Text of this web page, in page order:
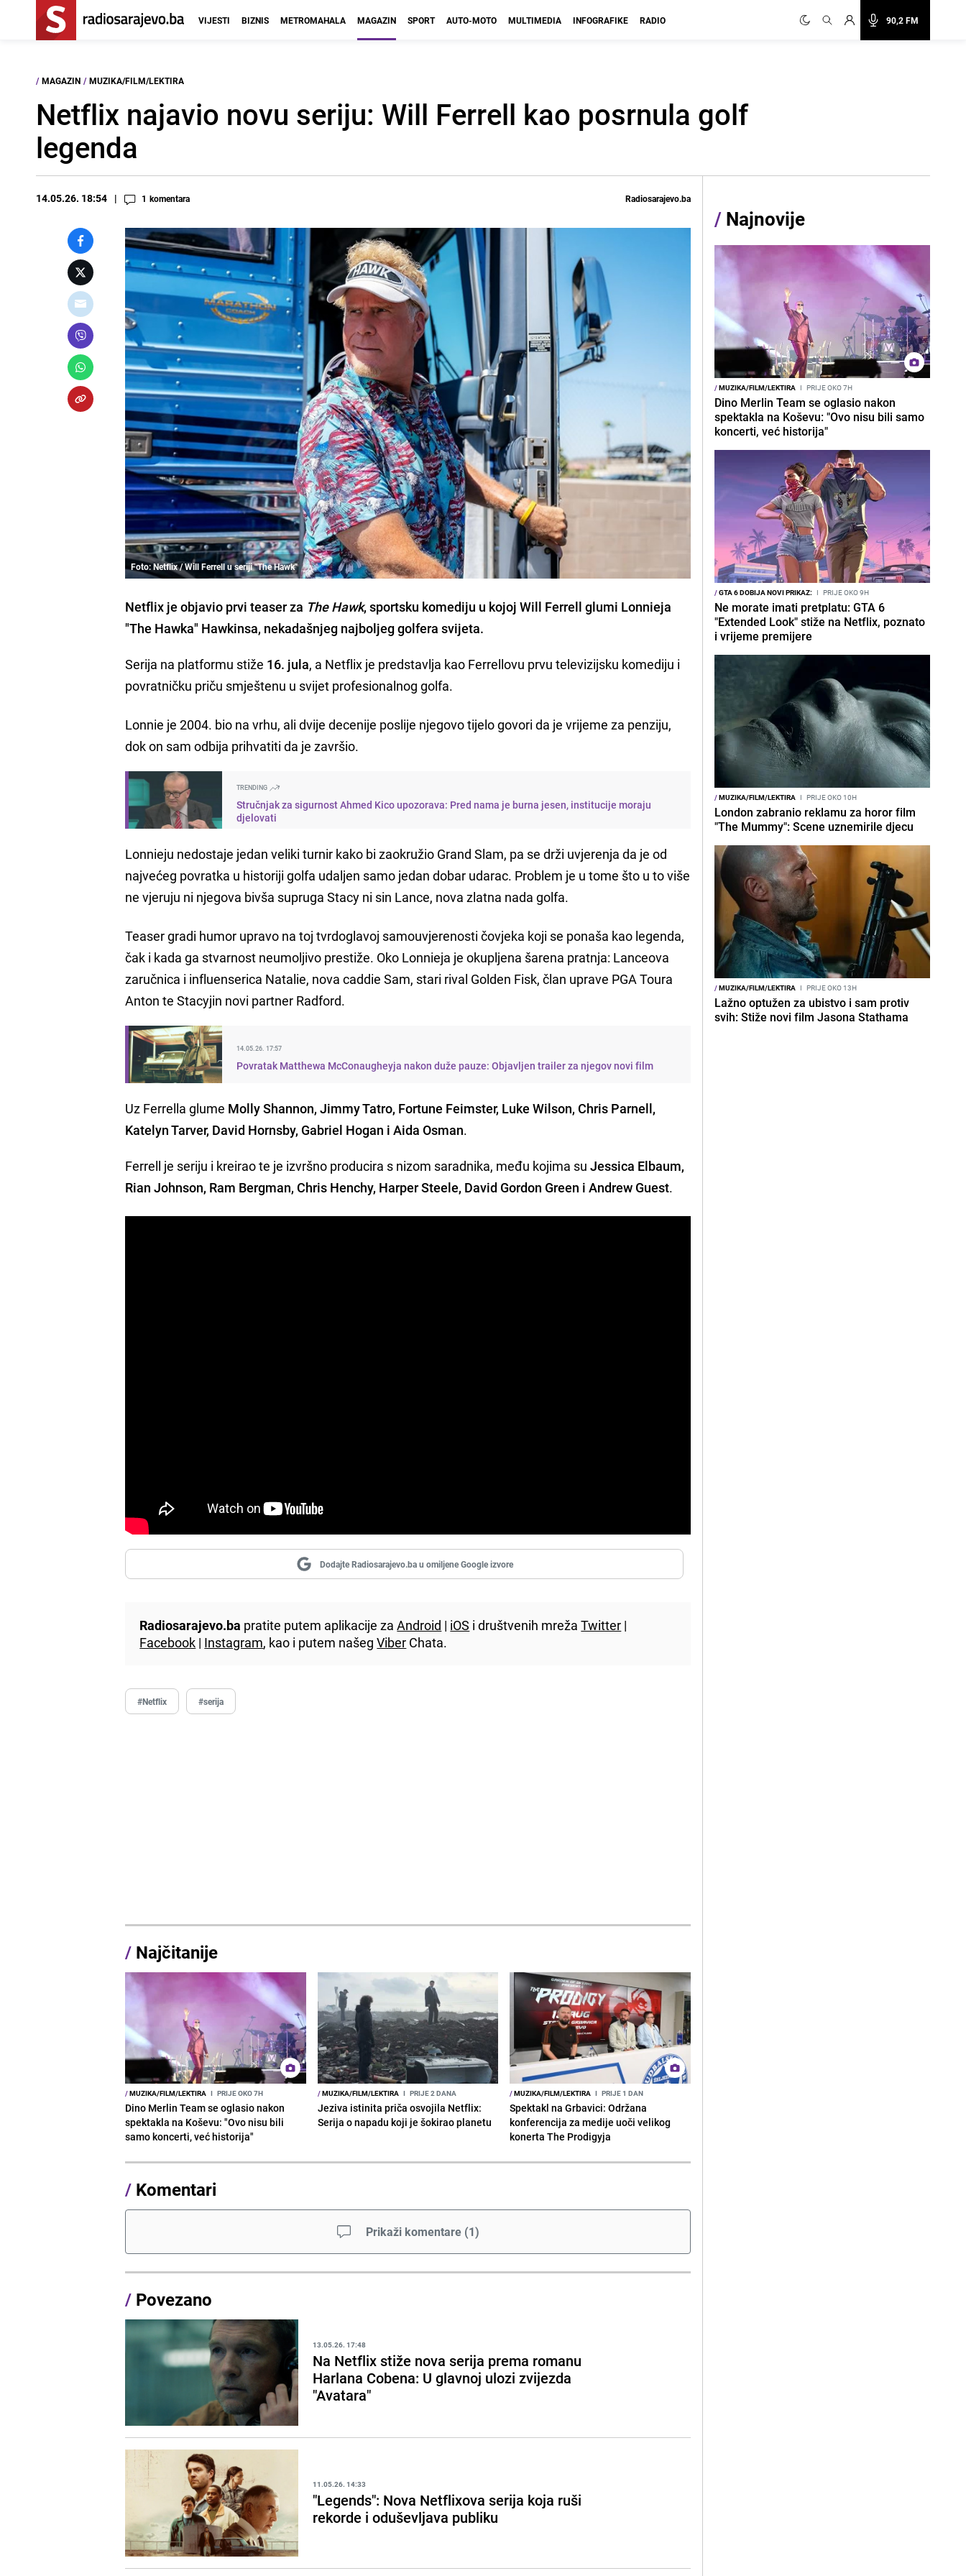
90,2 FM
VIJESTI BIZNIS METROMAHALA MAGAZIN SPORT AUTO-MOTO MULTIMEDIA INFOGRAFIKE RADIO
/ MAGAZIN / MUZIKA/FILM/LEKTIRA
Netflix najavio novu seriju: Will Ferrell kao posrnula golf
legenda
14.05.26. 18:54 1 komentara Radiosarajevo.ba
Foto: Netflix / Will Ferrell u seriji "The Hawk"
Netflix je objavio prvi teaser za The Hawk, sportsku komediju u kojoj Will Ferrell glumi Lonnieja
"The Hawka" Hawkinsa, nekadašnjeg najboljeg golfera svijeta.
Serija na platformu stiže 16. jula, a Netflix je predstavlja kao Ferrellovu prvu televizijsku komediju i
povratničku priču smještenu u svijet profesionalnog golfa.
Lonnie je 2004. bio na vrhu, ali dvije decenije poslije njegovo tijelo govori da je vrijeme za penziju,
dok on sam odbija prihvatiti da je završio.
TRENDING
Stručnjak za sigurnost Ahmed Kico upozorava: Pred nama je burna jesen, institucije moraju
djelovati
Lonnieju nedostaje jedan veliki turnir kako bi zaokružio Grand Slam, pa se drži uvjerenja da je od
najvećeg povratka u historiji golfa udaljen samo jedan dobar udarac. Problem je u tome što u to više
ne vjeruju ni njegova bivša supruga Stacy ni sin Lance, nova zlatna nada golfa.
Teaser gradi humor upravo na toj tvrdoglavoj samouvjerenosti čovjeka koji se ponaša kao legenda,
čak i kada ga stvarnost neumoljivo prestiže. Oko Lonnieja je okupljena šarena pratnja: Lanceova
zaručnica i influenserica Natalie, nova caddie Sam, stari rival Golden Fisk, član uprave PGA Toura
Anton te Stacyjin novi partner Radford.
14.05.26. 17:57
Povratak Matthewa McConaugheyja nakon duže pauze: Objavljen trailer za njegov novi film
Uz Ferrella glume Molly Shannon, Jimmy Tatro, Fortune Feimster, Luke Wilson, Chris Parnell,
Katelyn Tarver, David Hornsby, Gabriel Hogan i Aida Osman.
Ferrell je seriju i kreirao te je izvršno producira s nizom saradnika, među kojima suJessica Elbaum,
Rian Johnson, Ram Bergman, Chris Henchy, Harper Steele, David Gordon Green i Andrew Guest.
Dodajte Radiosarajevo.ba u omiljene Google izvore
Radiosarajevo.ba pratite putem aplikacije zaAndroid | iOS i društvenih mrežaTwitter |
Facebook | Instagram, kao i putem našegViber Chata.
#Netflix #serija
/ Najčitanije
/MUZIKA/FILM/LEKTIRA I PRIJE OKO 7H
Dino Merlin Team se oglasio nakon
spektakla na Koševu: "Ovo nisu bili
samo koncerti, već historija"
/MUZIKA/FILM/LEKTIRA I PRIJE 2 DANA
Jeziva istinita priča osvojila Netflix:
Serija o napadu koji je šokirao planetu
/MUZIKA/FILM/LEKTIRA I PRIJE 1 DAN
Spektakl na Grbavici: Održana
konferencija za medije uoči velikog
konerta The Prodigyja
/ Komentari
Prikaži komentare (1)
/ Povezano
13.05.26. 17:48
Na Netflix stiže nova serija prema romanu
Harlana Cobena: U glavnoj ulozi zvijezda
"Avatara"
11.05.26. 14:33
"Legends": Nova Netflixova serija koja ruši
rekorde i oduševljava publiku
/ Najnovije
/MUZIKA/FILM/LEKTIRA I PRIJE OKO 7H
Dino Merlin Team se oglasio nakon
spektakla na Koševu: "Ovo nisu bili samo
koncerti, već historija"
/GTA 6 DOBIJA NOVI PRIKAZ: I PRIJE OKO 9H
Ne morate imati pretplatu: GTA 6
"Extended Look" stiže na Netflix, poznato
i vrijeme premijere
/MUZIKA/FILM/LEKTIRA I PRIJE OKO 10H
London zabranio reklamu za horor film
"The Mummy": Scene uznemirile djecu
/MUZIKA/FILM/LEKTIRA I PRIJE OKO 13H
Lažno optužen za ubistvo i sam protiv
svih: Stiže novi film Jasona Stathama